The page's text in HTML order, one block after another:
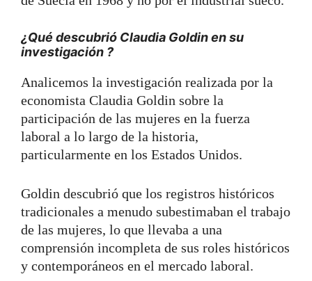
¿Qué descubrió Claudia Goldin en su
investigación ?
Analicemos la investigación realizada por la
economista Claudia Goldin sobre la
participación de las mujeres en la fuerza
laboral a lo largo de la historia,
particularmente en los Estados Unidos.
Goldin descubrió que los registros históricos
tradicionales a menudo subestimaban el trabajo
de las mujeres, lo que llevaba a una
comprensión incompleta de sus roles históricos
y contemporáneos en el mercado laboral.